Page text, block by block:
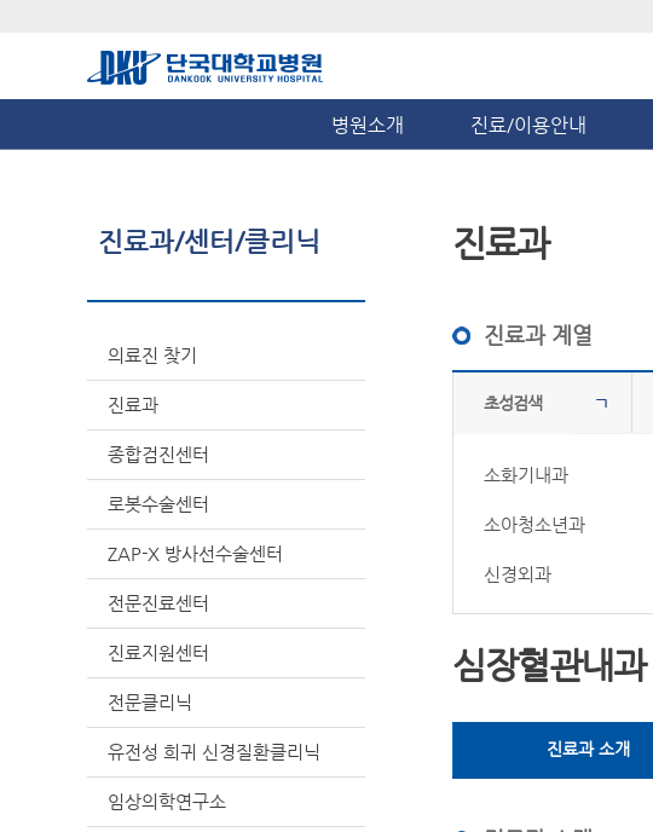
병원소개 진료/이용안내
진료과/센터/클리닉
의료진 찾기
진료과
종합검진센터
로봇수술센터
ZAP-X 방사선수술센터
전문진료센터
진료지원센터
전문클리닉
유전성 희귀 신경질환클리닉
임상의학연구소
진료과
진료과 계열
초성검색 ㄱ
소화기내과
소아청소년과
신경외과
심장혈관내과
진료과 소개